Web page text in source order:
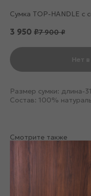
Сумка TOP-HANDLE с
3 950 ₽7 900 ₽
Размер сумки: длина-
Состав: 100%
Смотрите также